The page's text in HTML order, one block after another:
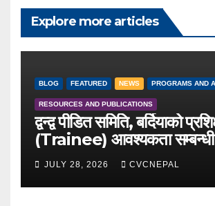
Explore more articles
BLOG FEATURED NEWS PROGRAMS AND
RESOURCES AND PUBLICATIONS
द्वन्द्व पीडित समिति, बर्दियाको
(Trainee) आवश्यकता सम्बन्धी
सूचना
JULY 28, 2026 CVCNEPAL